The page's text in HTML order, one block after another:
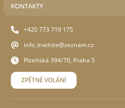
KONTAKTY
+420 773 719 175
info_inwhite@seznam.cz
Plzeňská 394/70, Praha 5
ZPĚTNÉ VOLÁNÍ